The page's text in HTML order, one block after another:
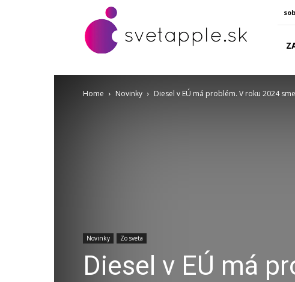
Home Novinky Diesel v EÚ má problém. V roku 2024
Novinky Zo sveta
Diesel v EÚ má